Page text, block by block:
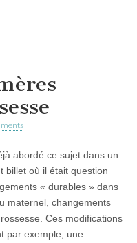
abordé ce sujet dans un
billet où il était question
« durables » dans
maternel, changements
Ces modifications
par exemple, une